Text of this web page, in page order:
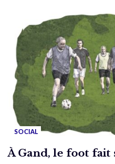
SOCIAL
À Gand, le foot fait